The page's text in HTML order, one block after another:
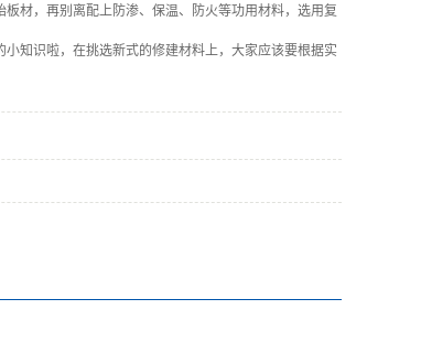
材，再别离配上防渗、保温、防火等功用材料，选用复
知识啦，在挑选新式的修建材料上，大家应该要根据实